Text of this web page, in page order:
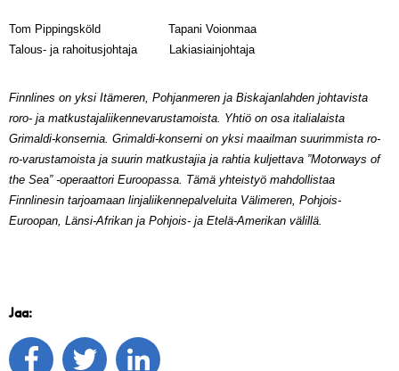
Tom Pippingsköld Tapani Voionmaa
Talous- ja rahoitusjohtaja Lakiasiainjohtaja
Finnlines on yksi Itämeren, Pohjanmeren ja Biskajanlahden johtavista
roro- ja matkustajaliikennevarustamoista. Yhtiö on osa italialaista
Grimaldi-konsernia. Grimaldi-konserni on yksi maailman suurimmista ro-
ro-varustamoista ja suurin matkustajia ja rahtia kuljettava ”Motorways of
the Sea” -operaattori Euroopassa. Tämä yhteistyö mahdollistaa
Finnlinesin tarjoamaan linjaliikennepalveluita Välimeren, Pohjois-
Euroopan, Länsi-Afrikan ja Pohjois- ja Etelä-Amerikan välillä.
Jaa: